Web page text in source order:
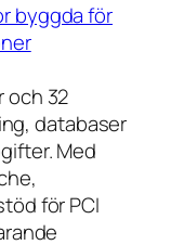
byggda för
och 32
databaser
Med
för PCI